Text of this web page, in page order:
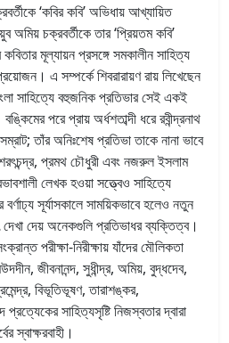
‘কবির কবি’ অভিধায় আখ্যায়িত
চক্রবর্তীকে তার ‘প্রিয়তম কবি’
মূল্যায়ন প্রসঙ্গে সমকালীন সাহিত্য
এ সম্পর্কে শিবরারায়ণ রায় লিখেছেন
সাহিত্যে বহুজনিক প্রতিভার সেই একই
পরে প্রায় অর্ধশতাব্দী ধরে রবীন্দ্রনাথ
তাঁর অনিঃশেষ প্রতিভা তাকে নানা ভাবে
প্রমথ চৌধুরী এবং নজরুল ইসলাম
লেখক হওয়া সত্ত্বেও সাহিত্যে
সূর্যাসকালে সাময়িকভাবে হলেও নতুন
দেয় অনেকগুলি প্রতিভাধর ব্যক্তিত্ব।
পরীক্ষা-নিরীক্ষায় যাঁদের মৌলিকতা
জীবনানন্দ, সুধীন্দ্র, অমিয়, বুদ্ধদেব,
বিভূতিভূষণ, তারাশঙ্কর,
সাহিত্যসৃষ্টি নিজস্বতার দ্বারা
স্বাক্ষরবাহী।